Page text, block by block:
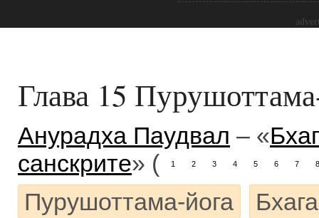
Глава 15
Анурадха Паудвал – «
санскрите» ( 1 2 3 4 5 6 7 8
Пурушоттама-йога